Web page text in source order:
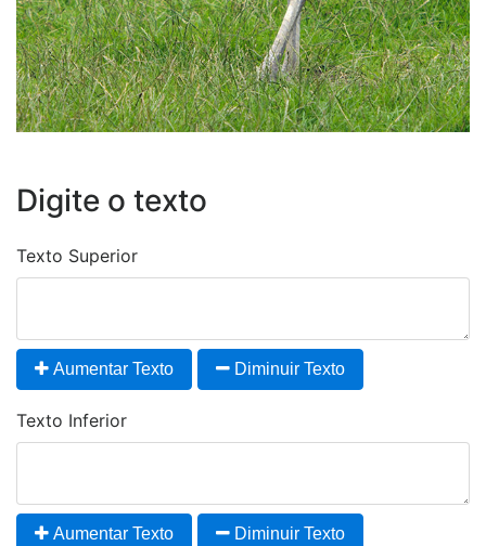
Digite o texto
Texto Superior
Aumentar Texto Diminuir Texto
Texto Inferior
Aumentar Texto Diminuir Texto